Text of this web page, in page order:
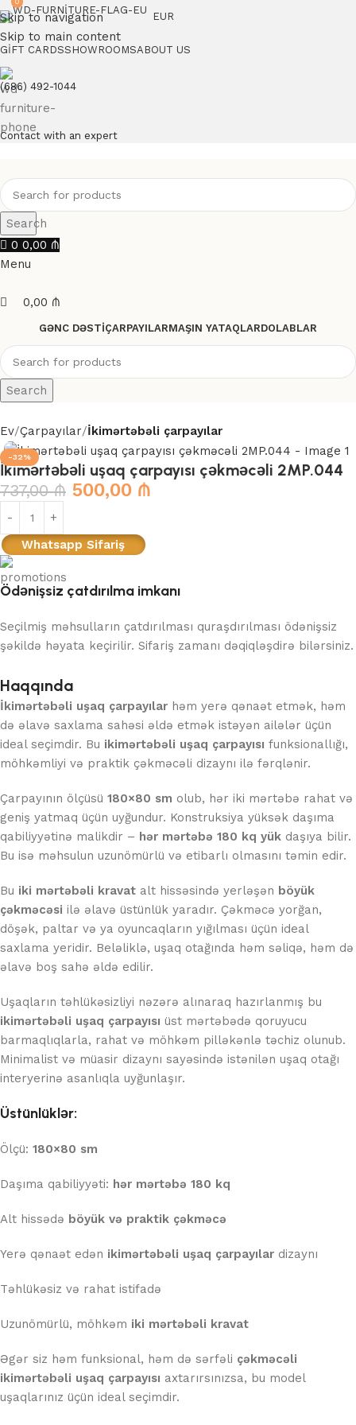
Skip to navigation
Skip to main content
EUR
GIFT CARDSSHOWROOMSABOUT US
(686) 492-1044
Contact with an expert
Search
0 0,00 ₼
Menu
0
0,00 ₼
GƏNC DƏSTIÇARPAYILARMAŞIN YATAQLARDOLABLAR
Search
Ev Çarpayılar İkimərtəbəli çarpayılar
-32%
İkimərtəbəli uşaq çarpayısı çəkməcəli 2MP.044
737,00₼ 500,00 ₼
Whatsapp Sifariş
Ödənişsiz çatdırılma imkanı
Seçilmiş məhsulların çatdırılması quraşdırılması ödənişsiz
şəkildə həyata keçirilir. Sifariş zamanı dəqiqləşdirə bilərsiniz.
Haqqında
İkimərtəbəli uşaq çarpayılar həm yerə qənaət etmək, həm
də əlavə saxlama sahəsi əldə etmək istəyən ailələr üçün
ideal seçimdir. Bu ikimərtəbəli uşaq çarpayısı funksionallığı,
möhkəmliyi və praktik çəkməcəli dizaynı ilə fərqlənir.
Çarpayının ölçüsü 180×80 sm olub, hər iki mərtəbə rahat və
geniş yatmaq üçün uyğundur. Konstruksiya yüksək daşıma
qabiliyyətinə malikdir – hər mərtəbə 180 kq yük daşıya bilir.
Bu isə məhsulun uzunömürlü və etibarlı olmasını təmin edir.
Bu iki mərtəbəli kravat alt hissəsində yerləşən böyük
çəkməcəsi ilə əlavə üstünlük yaradır. Çəkməcə yorğan,
döşək, paltar və ya oyuncaqların yığılması üçün ideal
saxlama yeridir. Beləliklə, uşaq otağında həm səliqə, həm də
əlavə boş sahə əldə edilir.
Uşaqların təhlükəsizliyi nəzərə alınaraq hazırlanmış bu
ikimərtəbəli uşaq çarpayısı üst mərtəbədə qoruyucu
barmaqlıqlarla, rahat və möhkəm pilləkənlə təchiz olunub.
Minimalist və müasir dizaynı sayəsində istənilən uşaq otağı
interyerinə asanlıqla uyğunlaşır.
Üstünlüklər:
Ölçü: 180×80 sm
Daşıma qabiliyyəti: hər mərtəbə 180 kq
Alt hissədə böyük və praktik çəkməcə
Yerə qənaət edən ikimərtəbəli uşaq çarpayılar dizaynı
Təhlükəsiz və rahat istifadə
Uzunömürlü, möhkəm iki mərtəbəli kravat
Əgər siz həm funksional, həm də sərfəli çəkməcəli
ikimərtəbəli uşaq çarpayısı axtarırsınızsa, bu model
uşaqlarınız üçün ideal seçimdir.